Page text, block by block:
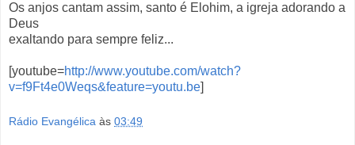
Os anjos cantam assim, santo é Elohim, a igreja adorando a
Deus
exaltando para sempre feliz...
[youtube=http://www.youtube.com/watch?
v=f9Ft4e0Weqs&feature=youtu.be]
Rádio Evangélica às 03:49